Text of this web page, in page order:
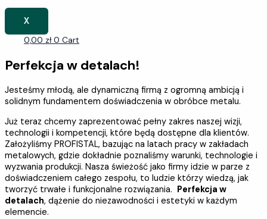
X
0,00 zł 0 Cart
Perfekcja w detalach!
Jesteśmy młodą, ale dynamiczną firmą z ogromną ambicją i
solidnym fundamentem doświadczenia w obróbce metalu.
Już teraz chcemy zaprezentować pełny zakres naszej wizji,
technologii i kompetencji, które będą dostępne dla klientów.
Założyliśmy PROFISTAL, bazując na latach pracy w zakładach
metalowych, gdzie dokładnie poznaliśmy warunki, technologie i
wyzwania produkcji. Nasza świeżość jako firmy idzie w parze z
doświadczeniem całego zespołu, to ludzie którzy wiedzą, jak
tworzyć trwałe i funkcjonalne rozwiązania. Perfekcja w
detalach, dążenie do niezawodności i estetyki w każdym
elemencie.